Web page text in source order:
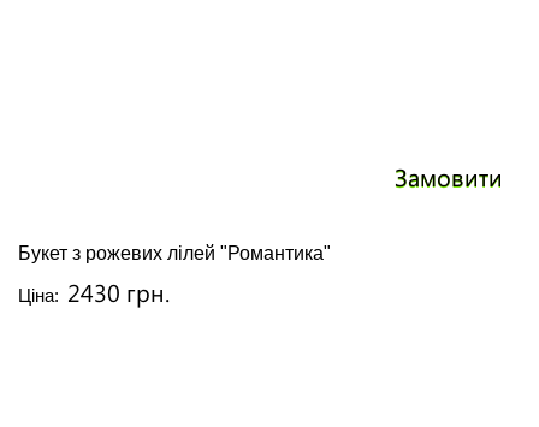
Замовити
Букет з рожевих лілей "Романтика"
Ціна: 2430 грн.